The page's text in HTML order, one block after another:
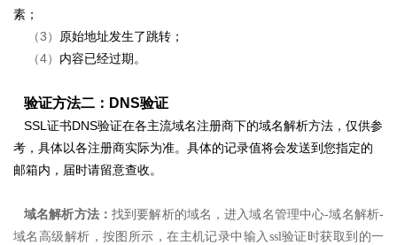
素；
（3）
原始地址发生了跳转；
（4） 内容已经过期。
验证方法二：DNS验证
SSL证书DNS验证在各主流域名注册商下的域名解析方法，仅供参
考，具体以各注册商实际为准。具体的记录值将会发送到您指定的
邮箱内，届时请留意查收。
域名解析方法： 找到要解析的域名，进入域名管理中心-域名解析-
域名高级解析，按图所示，在主机记录中输入ssl验证时获取到的一